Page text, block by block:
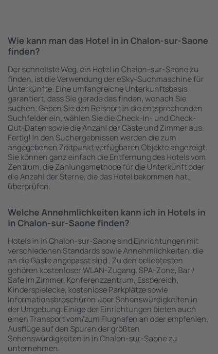
Wie kann man das Hotel in in Chalon-sur-Saone
finden?
Der schnellste Weg, ein Hotel in Chalon-sur-Saone zu
finden, ist die Verwendung der eSky-Suchmaschine für
Unterkünfte. Eine umfangreiche Unterkunftsbasis
garantiert, dass Sie gerade das finden, wonach Sie
suchen. Geben Sie den Reiseort in die entsprechenden
Suchfelder ein, wählen Sie die Check-In- und Check-
Out-Daten sowie die Anzahl der Gäste und Zimmer aus.
Fertig! In den Suchergebnissen werden die zum
angegebenen Zeitpunkt verfügbaren Objekte angezeigt.
Sie können ganz einfach die Entfernung des Hotels vom
Zentrum, die Zahlungsmethode für die Unterkunft oder
die Anzahl der Sterne, die das Hotel bekommen hat,
überprüfen.
Welche Annehmlichkeiten kann ich in Hotels in
in Chalon-sur-Saone finden?
Hotels in in Chalon-sur-Saone sind Einrichtungen mit
verschiedenen Standards sowie Annehmlichkeiten, die
an die Gäste angepasst sind . Zu den beliebtesten
gehören kostenloser WLAN-Zugang, SPA-Zone, Bar /
Safe im Zimmer, Konferenzzentrum, Essbereich,
Kinderspielecke, kostenlose Parkplätze sowie
Informationsbroschüren über Sehenswürdigkeiten in
der Umgebung. Einige der Einrichtungen bieten auch
einen Transport vom/zum Flughafen an oder empfehlen,
Ausflüge auf den Spuren der größten
Sehenswürdigkeiten in in Chalon-sur-Saone zu
unternehmen.